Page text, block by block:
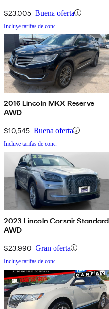
$23,005 Buena oferta
Incluye tarifas de conc.
2016 Lincoln MKX Reserve
AWD
$10,545 Buena oferta
Incluye tarifas de conc.
2023 Lincoln Corsair Standard
AWD
$23,990 Gran oferta
Incluye tarifas de conc.